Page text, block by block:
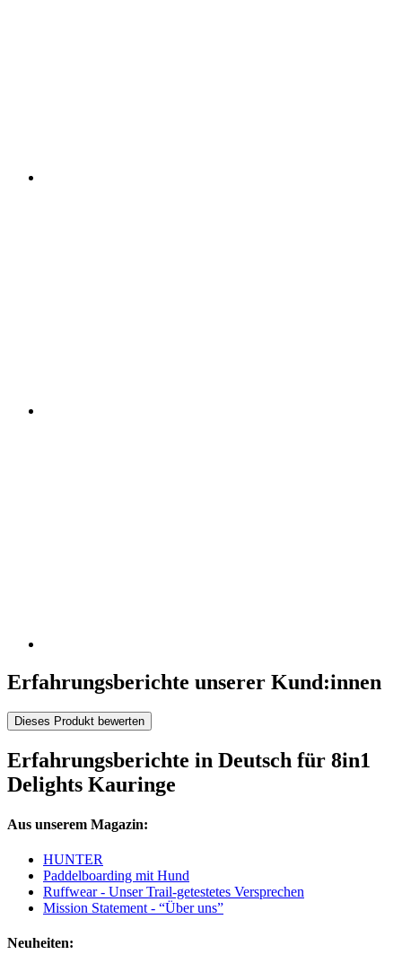
Erfahrungsberichte unserer Kund:innen
Dieses Produkt bewerten
Erfahrungsberichte in Deutsch für 8in1
Delights Kauringe
Aus unserem Magazin:
HUNTER
Paddelboarding mit Hund
Ruffwear - Unser Trail-getestetes Versprechen
Mission Statement - “Über uns”
Neuheiten: